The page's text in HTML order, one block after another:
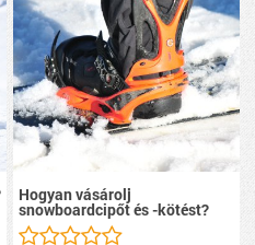
Hogyan vásárolj
snowboardcipőt és -kötést?